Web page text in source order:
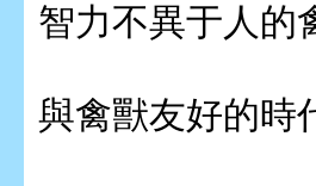
智力不異于人的
與禽獸友好的時